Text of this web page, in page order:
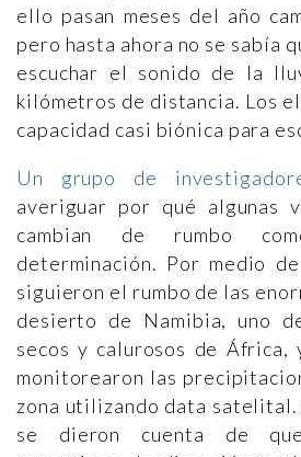
ello pasan meses del año
pero hasta ahora no se sabía
escuchar el sonido de la
kilómetros de distancia. Los
capacidad casi biónica para
Un grupo de
averiguar por qué algunas
cambian de rumbo
determinación. Por medio
siguieron el rumbo de las
desierto de Namibia, uno
secos y calurosos de África,
monitorearon las
zona utilizando data satelital.
se dieron cuenta de